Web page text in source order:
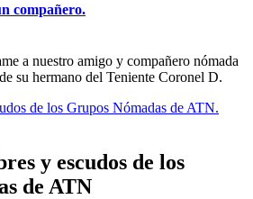
compañero.
a nuestro amigo y compañero nómada
su hermano del Teniente Coronel D.
de los Grupos Nómadas de ATN.
y escudos de los
de ATN